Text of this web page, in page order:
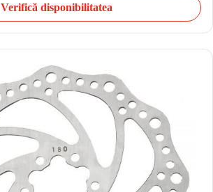
Verifică disponibilitatea